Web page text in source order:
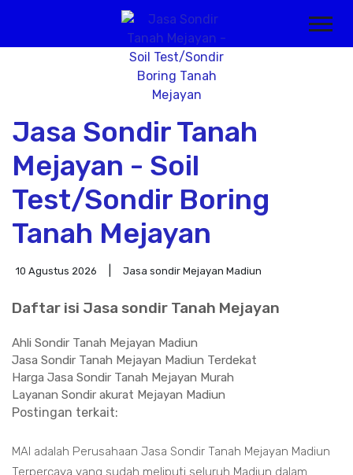
Jasa Sondir Tanah
Mejayan - Soil
Test/Sondir Boring
Tanah Mejayan
10 Agustus 2026 Jasa sondir Mejayan Madiun
Daftar isi Jasa sondir Tanah Mejayan
Ahli Sondir Tanah Mejayan Madiun
Jasa Sondir Tanah Mejayan Madiun Terdekat
Harga Jasa Sondir Tanah Mejayan Murah
Layanan Sondir akurat Mejayan Madiun
Postingan terkait:
MAI adalah Perusahaan Jasa Sondir Tanah Mejayan Madiun
Terpercaya yang sudah meliputi seluruh Madiun dalam